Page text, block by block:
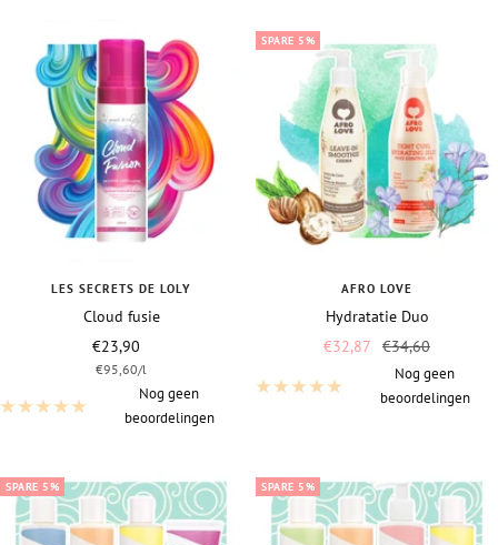
LES SECRETS DE LOLY
Cloud fusie
Vraagprijs
€23,90
€95,60/l
Nog geen
beoordelingen
SPARE 5%
AFRO LOVE
Hydratatie Duo
Vraagprijs
€32,87
Normale
prijs
€34,60
Nog geen
beoordelingen
SPARE 5% SPARE 5%